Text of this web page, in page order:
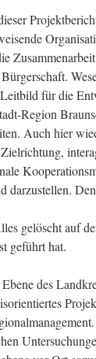
für die
Region
Auch hier
darzustellen.
gelöscht auf
geführt hat.
des